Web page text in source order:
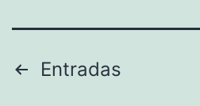
Paginación
Entradas